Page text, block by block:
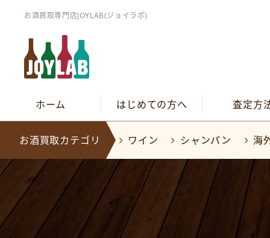
お酒買取専門店JOYLAB(ジョイラボ)
ホーム はじめての方へ 査定方
お酒買取カテゴリ ワイン シャンパン 海